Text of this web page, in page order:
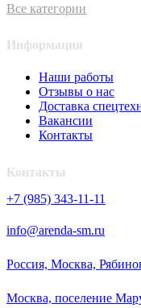
Все категории
Информация
Наши работы
Отзывы о нас
Доставка
Вакансии
Контакты
Контакты
+7 (985) 343-11-11
info@arenda-sm.ru
Россия, Москва,
Москва, поселение